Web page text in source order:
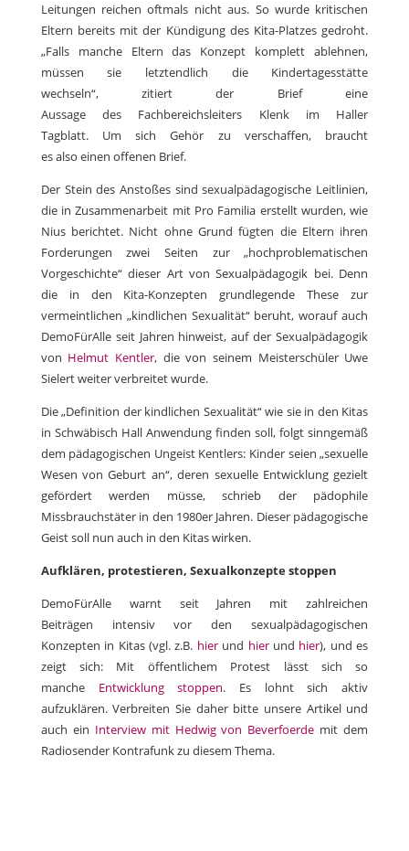
Leitungen reichen oftmals nicht aus. So wurde kritischen
Eltern bereits mit der Kündigung des Kita-Platzes gedroht.
„Falls manche Eltern das Konzept komplett ablehnen,
müssen sie letztendlich die Kindertagesstätte
wechseln“, zitiert der Brief eine
Aussage des Fachbereichsleiters Klenk im Haller
Tagblatt. Um sich Gehör zu verschaffen, braucht
es also einen offenen Brief.
Der Stein des Anstoßes sind sexualpädagogische Leitlinien,
die in Zusammenarbeit mit Pro Familia erstellt wurden, wie
Nius berichtet. Nicht ohne Grund fügten die Eltern ihren
Forderungen zwei Seiten zur „hochproblematischen
Vorgeschichte“ dieser Art von Sexualpädagogik bei. Denn
die in den Kita-Konzepten grundlegende These zur
vermeintlichen „kindlichen Sexualität“ beruht, worauf auch
DemoFürAlle seit Jahren hinweist, auf der Sexualpädagogik
von Helmut Kentler, die von seinem Meisterschüler Uwe
Sielert weiter verbreitet wurde.
Die „Definition der kindlichen Sexualität“ wie sie in den Kitas
in Schwäbisch Hall Anwendung finden soll, folgt sinngemäß
dem pädagogischen Ungeist Kentlers: Kinder seien „sexuelle
Wesen von Geburt an“, deren sexuelle Entwicklung gezielt
gefördert werden müsse, schrieb der pädophile
Missbrauchstäter in den 1980er Jahren. Dieser pädagogische
Geist soll nun auch in den Kitas wirken.
Aufklären, protestieren, Sexualkonzepte stoppen
DemoFürAlle warnt seit Jahren mit zahlreichen
Beiträgen intensiv vor den sexualpädagogischen
Konzepten in Kitas (vgl. z.B. hierund hierund hier), und es
zeigt sich: Mit öffentlichem Protest lässt sich so
manche Entwicklung stoppen. Es lohnt sich aktiv
aufzuklären. Verbreiten Sie daher bitte unsere Artikel und
auch ein Interview mit Hedwig von Beverfoerde mit dem
Radiosender Kontrafunk zu diesem Thema.